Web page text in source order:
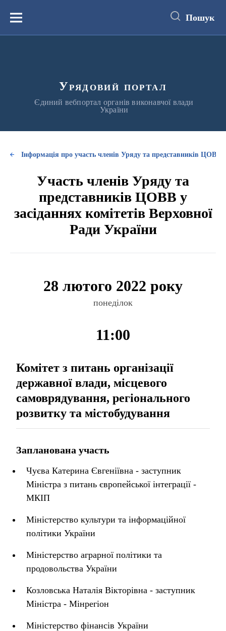
вмістуМеню Пошук
Урядовий портал
Єдиний вебпортал органів виконавчої влади
України
Інформація про участь членів Уряду та представників ЦОВВ
Участь членів Уряду та
представників ЦОВВ у
засіданнях комітетів Верховної
Ради України
28 лютого 2022 року
понеділок
11:00
Комітет з питань організації
державної влади, місцевого
самоврядування, регіонального
розвитку та містобудування
Запланована участь
Чуєва Катерина Євгеніївна - заступник
Міністра з питань європейської інтеграції -
МКІП
Міністерство культури та інформаційної
політики України
Міністерство аграрної політики та
продовольства України
Козловська Наталія Вікторівна - заступник
Міністра - Мінрегіон
Міністерство фінансів України